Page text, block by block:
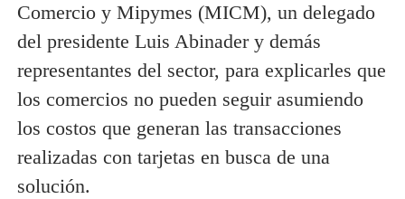
Comercio y Mipymes (MICM), un delegado
del presidente Luis Abinader y demás
representantes del sector, para explicarles que
los comercios no pueden seguir asumiendo
los costos que generan las transacciones
realizadas con tarjetas en busca de una
solución.